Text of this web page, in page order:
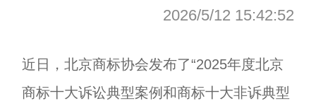
2026/5/12 15:42:52
近日，北京商标协会发布了“2025年度北京
商标十大诉讼典型案例和商标十大非诉典型